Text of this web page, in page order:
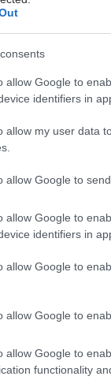
allow Google to
identifiers in
allow my user data
allow Google to
allow Google to
identifiers in
allow Google to
allow Google to
allow Google to
functionality
σήμερα
στη Ρόδο:
'Αμεσα